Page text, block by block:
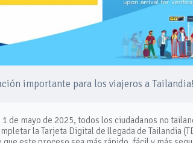
importante para los viajeros a Tailandia!
de mayo de 2025, todos los ciudadanos no
la Tarjeta Digital de llegada de Tailandia